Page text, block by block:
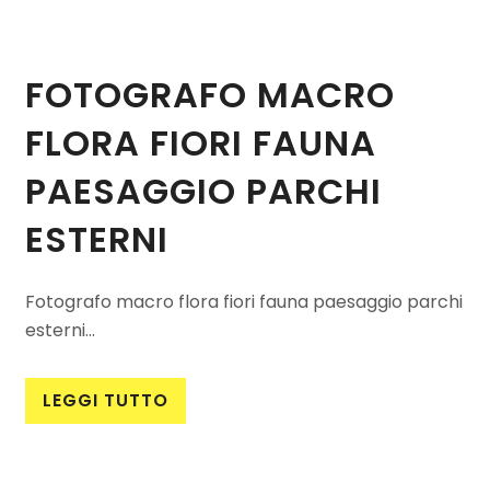
FOTOGRAFO MACRO
FLORA FIORI FAUNA
PAESAGGIO PARCHI
ESTERNI
Fotografo macro flora fiori fauna paesaggio parchi
esterni...
LEGGI TUTTO